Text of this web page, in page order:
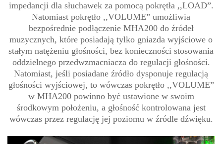
impedancji dla słuchawek za pomocą pokrętła ,,LOAD”.
Natomiast pokrętło ,,VOLUME” umożliwia
bezpośrednie podłączenie MHA200 do źródeł
muzycznych, które posiadają tylko gniazda wyjściowe o
stałym natężeniu głośności, bez konieczności stosowania
oddzielnego przedwzmacniacza do regulacji głośności.
Natomiast, jeśli posiadane źródło dysponuje regulacją
głośności wyjściowej, to wówczas pokrętło ,,VOLUME”
w MHA200 powinno być ustawione w swoim
środkowym położeniu, a głośność kontrolowana jest
wówczas przez regulację jej poziomu w źródle dźwięku.